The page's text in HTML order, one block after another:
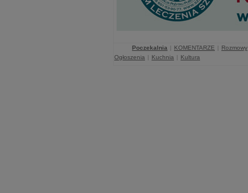
Poczekalnia | KOMENTARZE | Rozmowy
Ogłoszenia | Kuchnia | Kultura